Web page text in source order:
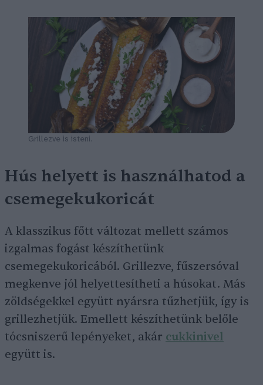
Grillezve is isteni.
Hús helyett is használhatod a
csemegekukoricát
A klasszikus főtt változat mellett számos
izgalmas fogást készíthetünk
csemegekukoricából. Grillezve, fűszersóval
megkenve jól helyettesítheti a húsokat. Más
zöldségekkel együtt nyársra tűzhetjük, így is
grillezhetjük. Emellett készíthetünk belőle
tócsniszerű lepényeket, akár cukkinivel
együtt is.